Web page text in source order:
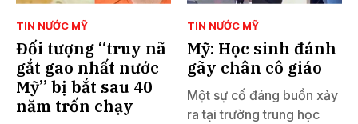
TIN NƯỚC MỸ
Đối tượng “truy nã
gắt gao nhất nước
Mỹ” bị bắt sau 40
năm trốn chạy
TIN NƯỚC MỸ
Mỹ: Học sinh đánh
gãy chân cô giáo
Một sự cố đáng buồn xảy
ra tại trường trung học